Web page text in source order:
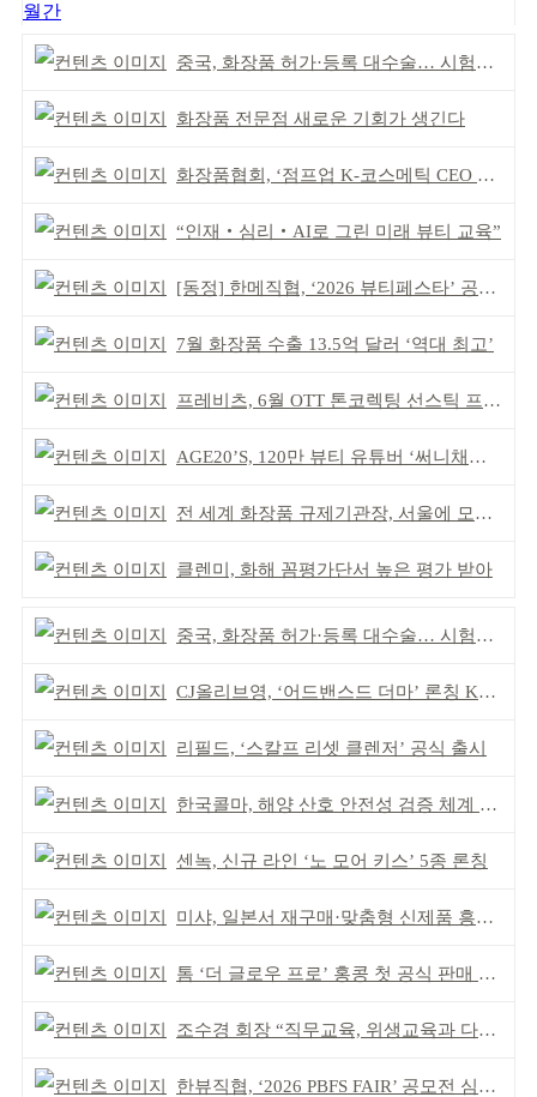
월간
중국, 화장품 허가·등록 대수술… 시험자료 공용 허용
화장품 전문점 새로운 기회가 생긴다
화장품협회, ‘점프업 K-코스메틱 CEO 간담회’ 개최
“인재‧심리‧AI로 그린 미래 뷰티 교육”
[동정] 한메직협, ‘2026 뷰티페스타’ 공동 주최
7월 화장품 수출 13.5억 달러 ‘역대 최고’
프레비츠, 6월 OTT 톤코렉팅 선스틱 프로모션
AGE20’S, 120만 뷰티 유튜버 ‘써니채널’ 공동개발
전 세계 화장품 규제기관장, 서울에 모인다
클렌미, 화해 꼼평가단서 높은 평가 받아
중국, 화장품 허가·등록 대수술… 시험자료 공용 허용
CJ올리브영, ‘어드밴스드 더마’ 론칭 K더마 육성 박차
리필드, ‘스칼프 리셋 클렌저’ 공식 출시
한국콜마, 해양 산호 안전성 검증 체계 구축
센녹, 신규 라인 ‘노 모어 키스’ 5종 론칭
미샤, 일본서 재구매·맞춤형 신제품 흥행 ‘쌍끌이’
톰 ‘더 글로우 프로’ 홍콩 첫 공식 판매 완판
조수경 회장 “직무교육, 위생교육과 다르다”
한뷰직협, ‘2026 PBFS FAIR’ 공모전 심사 성료